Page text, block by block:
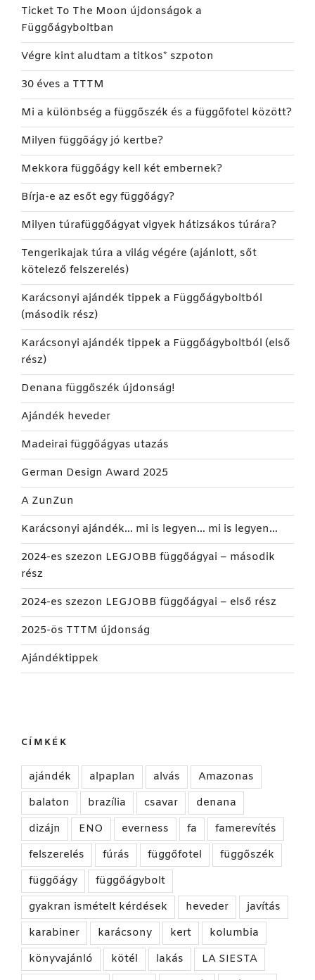
Ticket To The Moon újdonságok a
Függőágyboltban
Végre kint aludtam a titkos* szpoton
30 éves a TTTM
Mi a különbség a függőszék és a függőfotel között?
Milyen függőágy jó kertbe?
Mekkora függőágy kell két embernek?
Bírja-e az esőt egy függőágy?
Milyen túrafüggőágyat vigyek hátizsákos túrára?
Tengerikajak túra a világ végére (ajánlott, sőt
kötelező felszerelés)
Karácsonyi ajándék tippek a Függőágyboltból
(második rész)
Karácsonyi ajándék tippek a Függőágyboltból (első
rész)
Denana függőszék újdonság!
Ajándék heveder
Madeirai függőágyas utazás
German Design Award 2025
A ZunZun
Karácsonyi ajándék… mi is legyen… mi is legyen…
2024-es szezon LEGJOBB függőágyai – második
rész
2024-es szezon LEGJOBB függőágyai – első rész
2025-ös TTTM újdonság
Ajándéktippek
CÍMKÉK
ajándék alpaplan alvás
Amazonas
balaton
brazília csavar
denana
dizájn
ENO everness fa
famerevítés
felszerelés
fúrás függőfotel
függőszék
függőágy
függőágybolt
gyakran ismételt kérdések
heveder
javítás
karabiner
karácsony kert
kolumbia
könyvajánló
kötél lakás
LA SIESTA